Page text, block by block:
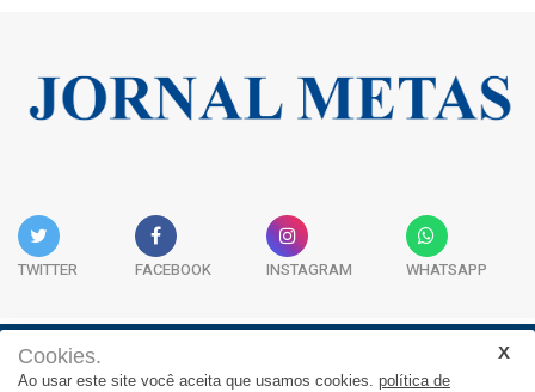
TWITTER FACEBOOK INSTAGRAM WHATSAPP
Cookies.
Ao usar este site você aceita que usamos cookies. política de